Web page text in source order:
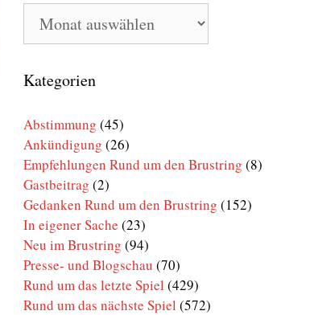
Bisher
auf
Rund
den
Brustring
Kategorien
Abstimmung (45)
Ankündigung (26)
Empfehlungen Rund um den Brustring (8)
Gastbeitrag (2)
Gedanken Rund um den Brustring (152)
In eigener Sache (23)
Neu im Brustring (94)
Presse- und Blogschau (70)
Rund um das letzte Spiel (429)
Rund um das nächste Spiel (572)